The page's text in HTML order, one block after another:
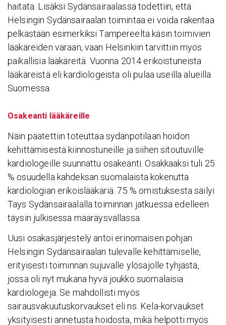
haitata. Lisäksi Sydänsairaalassa todettiin, että
Helsingin Sydänsairaalan toimintaa ei voida rakentaa
pelkästään esimerkiksi Tampereelta käsin toimivien
lääkäreiden varaan, vaan Helsinkiin tarvittiin myös
paikallisia lääkäreitä. Vuonna 2014 erikoistuneista
lääkäreistä eli kardiologeista oli pulaa useilla alueilla
Suomessa.
Osakeanti lääkäreille
Näin päätettiin toteuttaa sydänpotilaan hoidon
kehittämisestä kiinnostuneille ja siihen sitoutuville
kardiologeille suunnattu osakeanti. Osakkaaksi tuli 25
% osuudella kahdeksan suomalaista kokenutta
kardiologian erikoislääkäriä. 75 % omistuksesta säilyi
Tays Sydänsairaalalla toiminnan jatkuessa edelleen
täysin julkisessa määräysvallassa.
Uusi osakasjärjestely antoi erinomaisen pohjan
Helsingin Sydänsairaalan tulevalle kehittämiselle,
erityisesti toiminnan sujuvalle ylösajolle tyhjästä,
jossa oli nyt mukana hyvä joukko suomalaisia
kardiologeja. Se mahdollisti myös
sairausvakuutuskorvaukset eli ns. Kela-korvaukset
yksityisesti annetusta hoidosta, mikä helpotti myös